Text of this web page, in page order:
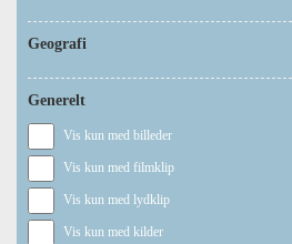
Geografi
Generelt
Vis kun med billeder
Vis kun med filmklip
Vis kun med lydklip
Vis kun med kilder